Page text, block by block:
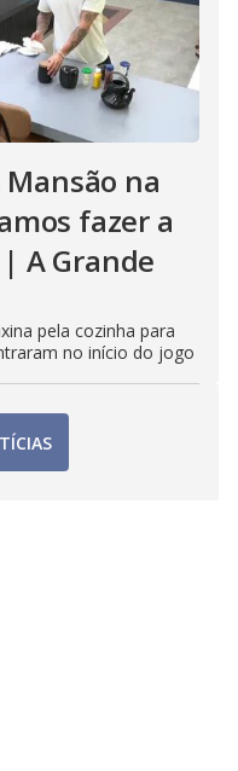
na
fazer a
A Grande
pela cozinha para
no início do jogo